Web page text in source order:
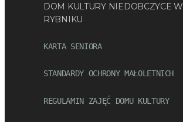
DOM KULTURY NIEDOBCZYCE W
RYBNIKU
KARTA SENIORA
STANDARDY OCHRONY MAŁOLETNICH
REGULAMIN ZAJĘĆ DOMU KULTURY